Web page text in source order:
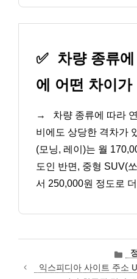
✅ 차량 종류에
에 어떤 차이가
→
차량 종류에 따라
비에도 상당한 격차가
(모닝, 레이)는 월
도인 반면, 중형 SUV(
서 250,000원 정도로
카
테
고
익스피디아 사이트 주소